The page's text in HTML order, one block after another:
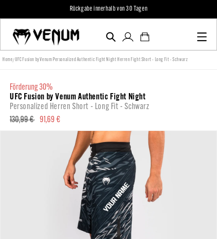
Inhalt
Rückgabe innerhalb von 30 Tagen
EinloggenWarenkorb
Home/UFC Fusion by Venum Personalized Authentic Fight Night Herren Fight Short - Long Fit - Schwarz
förderung 30%
UFC Fusion by Venum Authentic Fight Night
Personalized Herren Short - Long Fit - Schwarz
Normaler
130,99 € Verkaufspreis
91,69 €